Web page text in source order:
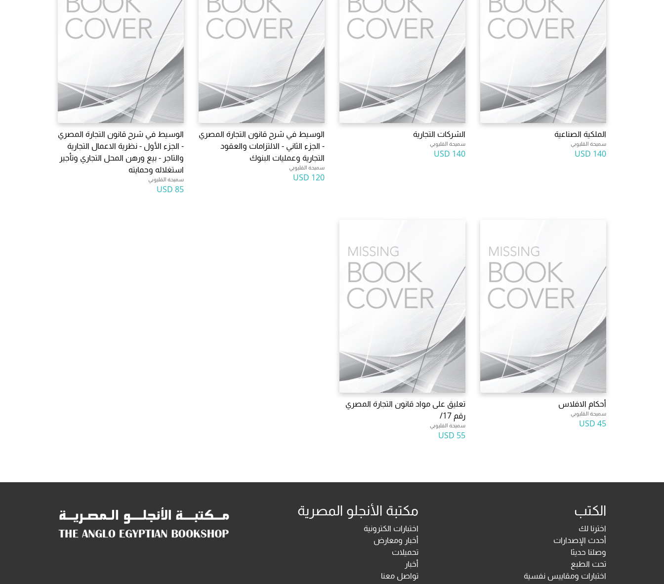
الملكية الصناعية
سميحة القليوبي
140 USD
الشركات التجارية
سميحة القليوبي
140 USD
الوسيط في شرح قانون التجارة المصري
- الجزء الثاني - الالتزامات والعقود
التجارية وعمليات البنوك
سميحة القليوبي
120 USD
الوسيط في شرح قانون التجارة المصري
- الجزء الأول - نظرية الاعمال التجارية
والتاجر - بيع ورهن المحل التجاري وتأجير
استغلاله وحمايته
سميحة القليوبي
85 USD
أحكام الافلاس
سميحة القليوبي
45 USD
تعليق على مواد قانون التجارة المصري
رقم 17/
سميحة القليوبي
55 USD
الكتب
اخترنا لك
أحدث الإصدارات
وصلنا حديثا
تحت الطبع
اختبارات ومقاييس نفسية
مكتبة الأنجلو المصرية
اختبارات الكترونية
أخبار ومعارض
تحميلات
أخبار
تواصل معنا